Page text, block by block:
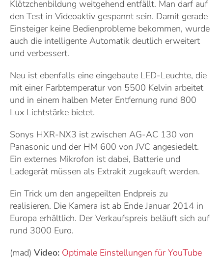
Klötzchenbildung weitgehend entfällt. Man darf auf
den Test in Videoaktiv gespannt sein. Damit gerade
Einsteiger keine Bedienprobleme bekommen, wurde
auch die intelligente Automatik deutlich erweitert
und verbessert.
Neu ist ebenfalls eine eingebaute LED-Leuchte, die
mit einer Farbtemperatur von 5500 Kelvin arbeitet
und in einem halben Meter Entfernung rund 800
Lux Lichtstärke bietet.
Sonys HXR-NX3 ist zwischen AG-AC 130 von
Panasonic und der HM 600 von JVC angesiedelt.
Ein externes Mikrofon ist dabei, Batterie und
Ladegerät müssen als Extrakit zugekauft werden.
Ein Trick um den angepeilten Endpreis zu
realisieren. Die Kamera ist ab Ende Januar 2014 in
Europa erhältlich. Der Verkaufspreis beläuft sich auf
rund 3000 Euro.
(mad) Video: Optimale Einstellungen für YouTube